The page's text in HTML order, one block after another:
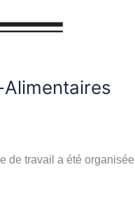
de travail a été organisée